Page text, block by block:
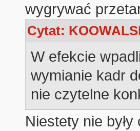
wygrywać
Cytat:
W efekcie
wymianie kadr
nie czytelne
Niestety nie